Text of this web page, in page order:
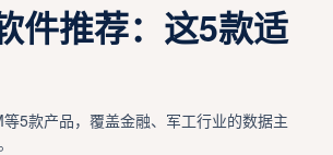
件推荐：这5款适
5款产品，覆盖金融、军工行业的数据主